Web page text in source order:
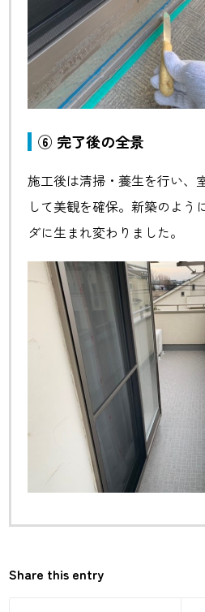
⑥ 完了後の全景
施工後は清掃・養生を行い、
して美観を確保。新築のよう
ダに生まれ変わりました。
Share this entry